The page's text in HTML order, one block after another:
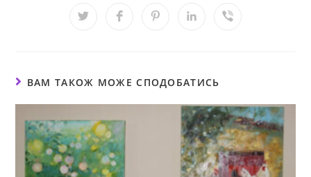
ВАМ ТАКОЖ МОЖЕ СПОДОБАТИСЬ